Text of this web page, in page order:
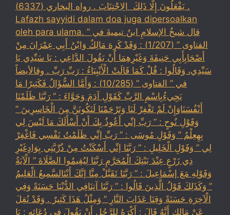
يَفْعَلُونَ إِلَّا ذَلِكَ ‏ ‏الِاجْتِنَابَ . رواه البخاري (6337) .
Lafazh sayyidi dalam doa juga dipersoalkan
oleh para ulama. قال شيخُ الإسلامِ ابنُ تيميةَ في ”
الفتاوى ” (1/207) : وَقَدْ كَرِهَ مَالِكٌ وَابْنُ أَبِي عِمْرَانَ مِنْ
أَصْحَابِأَبِي حَنِيفَةَ وَغَيْرِهِمَا أَنْ يَقُولَ الدَّاعِي : يَا سَيِّدِي يَا
سَيِّدِي، وَقَالُوا : قُلْ كَمَا قَالَتْ الْأَنْبِيَاءُ : رَبِّ رَبِّ . وقالأيضاً
في ” الفتاوى ” (10/285) : وَأَمَّا السُّؤَالُ فَكَثِيرًا مَا
يَجِيءُبِاسْمِ الرَّبِّ كَقَوْلِ آدَمَ وَحَوَّاءَ : ” رَبَّنَا ظَلَمْنَا
أَنْفُسَنَاوَإِنْ لَمْ تَغْفِرْ لَنَا وَتَرْحَمْنَا لَنَكُونَنَّ مِنَ الْخَاسِرِينَ ”
وَقَوْلِ نُوحٍ : ” رَبِّ إنِّي أَعُوذُ بِكَ أَنْ أَسْأَلَكَ مَا لَيْسَ لِي
بِهِعِلْمٌ ” وَقَوْلِ مُوسَى : ” رَبِّ إنِّي ظَلَمْتُ نَفْسِي فَاغْفِرْ
لِي ” وَقَوْلِ الْخَلِيلِ : ” رَبَّنَا إنِّي أَسْكَنْتُ مِنْ ذُرِّيَّتِي بِوَادٍغَيْرِ
ذِي زَرْعٍ عِنْدَ بَيْتِكَ الْمُحَرَّمِ رَبَّنَا لِيُقِيمُوا الصَّلَاةَ ” الْآيَةُ
وَقَوْلِهِ مَعَ إسْمَاعِيلَ : ” رَبَّنَا تَقَبَّلْ مِنَّا إنَّكَ أَنْتَالسَّمِيعُ الْعَلِيمُ
” وَكَذَلِكَ قَوْلُ الَّذِينَ قَالُوا : ” رَبَّنَا آتِنَافِي الدُّنْيَا حَسَنَةً وَفِي
الْآخِرَةِ حَسَنَةً وَقِنَا عَذَابَ النَّارِ ” وَمِثْلُ هَذَا كَثِيرٌ . وَقَدْ نُقِلَ
عَنْ مَالِك أَنَّهُ قَالَ : أَكْرَهُ لِلرَّجُلِ أَنْ يَقُولَ فِي دُعَائِهِ : يَا